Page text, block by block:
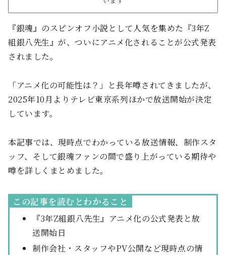
『銀魂』のスピンオフ小説として人気を集めた『3年Z
組銀八先生』が、ついにアニメ化されることが公式発表
されました。
「アニメ化の可能性は？」と長年噂されてきましたが、
2025年10月よりテレビ東京系列ほかで放送開始が決定
しています。
本記事では、現時点でわかっている放送情報、制作スタ
ッフ、そして銀魂ファンの間で盛り上がっている期待や
噂を詳しくまとめました。
この記事を読むとわかること
『3年Z組銀八先生』アニメ化の公式発表と放
送開始日
制作会社・スタッフやPV公開など現時点の情